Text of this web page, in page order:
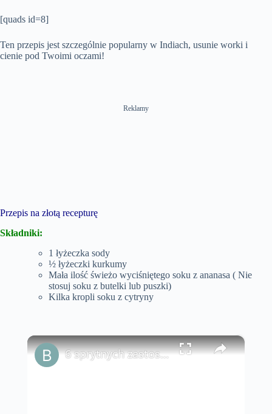
[quads id=8]
Ten przepis jest szczególnie popularny w Indiach, usunie worki i
cienie pod Twoimi oczami!
Reklamy
Przepis na złotą recepturę
Składniki:
1 łyżeczka sody
½ łyżeczki kurkumy
Mała ilość świeżo wyciśniętego soku z ananasa ( Nie
stosuj soku z butelki lub puszki)
Kilka kropli soku z cytryny
×
6 sprytnych zastosowań kamienia ałunowego dla Twojej skóry i urody